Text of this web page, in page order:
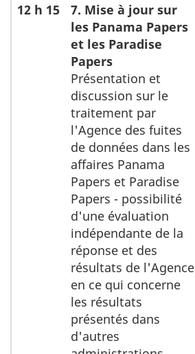
12 h 15
7. Mise à jour sur
les Panama Papers
et les Paradise
Papers
Présentation et
discussion sur le
traitement par
l'Agence des fuites
de données dans les
affaires Panama
Papers et Paradise
Papers - possibilité
d'une évaluation
indépendante de la
réponse et des
résultats de l'Agence
en ce qui concerne
les résultats
présentés dans
d'autres